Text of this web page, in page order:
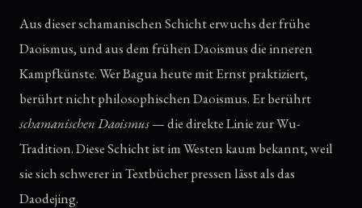
Aus dieser schamanischen Schicht erwuchs der frühe
Daoismus, und aus dem frühen Daoismus die inneren
Kampfkünste. Wer Bagua heute mit Ernst praktiziert,
berührt nicht philosophischen Daoismus. Er berührt
schamanischen Daoismus— die direkte Linie zur Wu-
Tradition. Diese Schicht ist im Westen kaum bekannt, weil
sie sich schwerer in Textbücher pressen lässt als das
Daodejing.